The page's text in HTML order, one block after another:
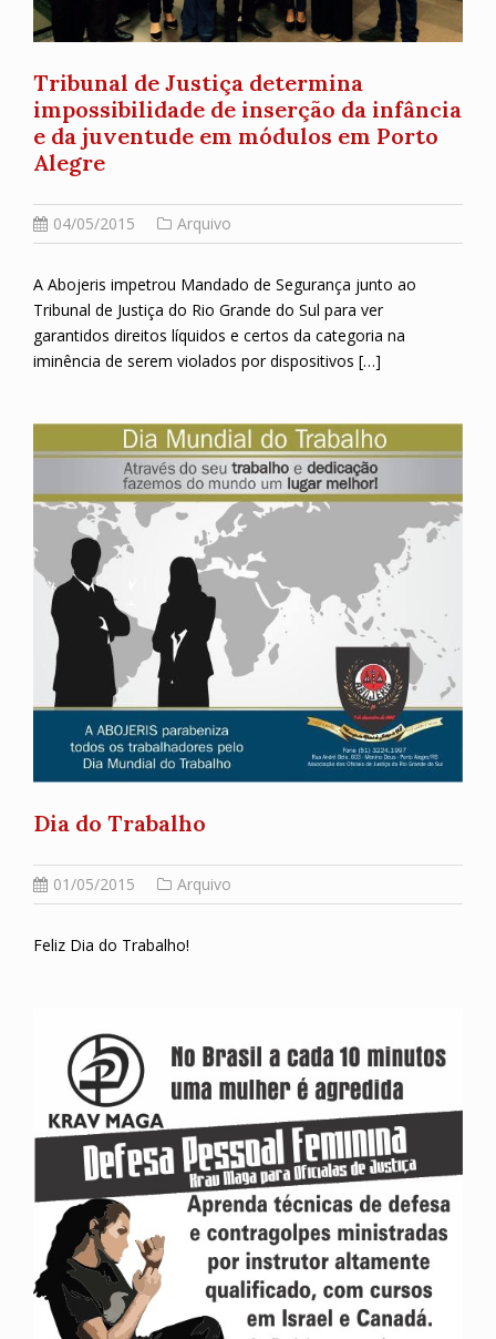
Tribunal de Justiça determina
impossibilidade de inserção da infância
e da juventude em módulos em Porto
Alegre
04/05/2015 Arquivo
A Abojeris impetrou Mandado de Segurança junto ao
Tribunal de Justiça do Rio Grande do Sul para ver
garantidos direitos líquidos e certos da categoria na
iminência de serem violados por dispositivos […]
Dia do Trabalho
01/05/2015 Arquivo
Feliz Dia do Trabalho!